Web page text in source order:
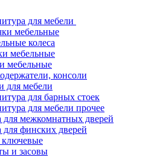
для мебели
мебельные
колеса
мебельные
мебельные
консоли
для мебели
для барных стоек
для мебели прочее
межкомнатных дверей
финских дверей
и засовы